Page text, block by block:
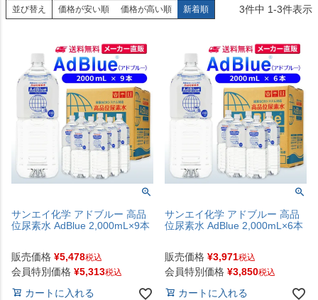
並び替え 価格が安い順 価格が高い順 新着順 3件中 1-3件表示
サンエイ化学 アドブルー 高品
位尿素水 AdBlue 2,000mL×9本
販売価格 ¥5,478税込
会員特別価格 ¥5,313税込
カートに入れる
サンエイ化学 アドブルー 高品
位尿素水 AdBlue 2,000mL×6本
販売価格 ¥3,971税込
会員特別価格 ¥3,850税込
カートに入れる